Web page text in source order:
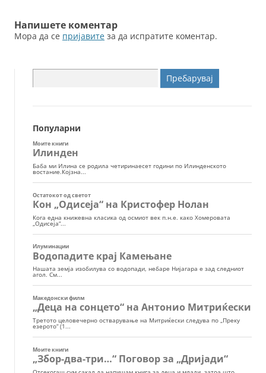
Напишете коментар
Мора да се пријавите за да испратите коментар.
за:
Популарни